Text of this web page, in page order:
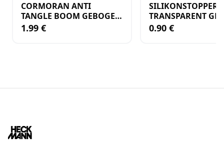
CORMORAN ANTI
TANGLE BOOM GEBOGEN
12CM M.WIRBEL(PLASTIK)
1.99 €
SILIKONSTOPPER
TRANSPARENT
KLEIN
0.90 €